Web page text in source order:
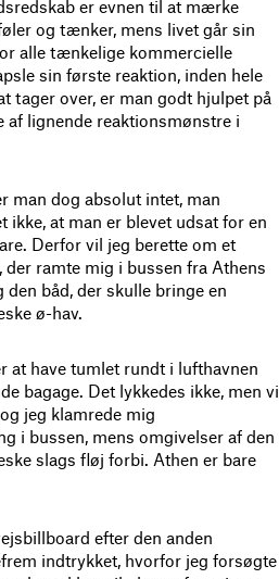
er evnen til at mærke
og tænker, mens livet går sin
alle tænkelige kommercielle
sin første reaktion, inden hele
tager over, er man godt hjulpet på
af lignende reaktionsmønstre i
man dog absolut intet, man
ikke, at man er blevet udsat for en
Derfor vil jeg berette om et
ramte mig i bussen fra Athens
båd, der skulle bringe en
ø-hav.
at have tumlet rundt i lufthavnen
bagage. Det lykkedes ikke, men vi
jeg klamrede mig
i bussen, mens omgivelser af den
slags fløj forbi. Athen er bare
efter den anden
indtrykket, hvorfor jeg forsøgte